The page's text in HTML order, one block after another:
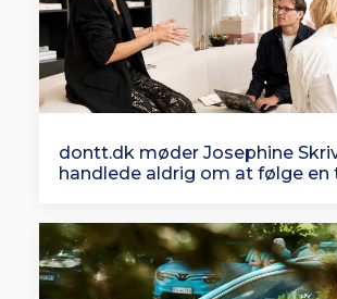
dontt.dk møder Josephine
handlede aldrig om at følge en